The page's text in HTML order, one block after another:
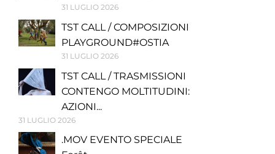
31 LUGLIO 2026
TST CALL / COMPOSIZIONI
PLAYGROUND#OSTIA
31 LUGLIO 2026
TST CALL / TRASMISSIONI
CONTENGO MOLTITUDINI:
AZIONI...
31 LUGLIO 2026
.MOV EVENTO SPECIALE